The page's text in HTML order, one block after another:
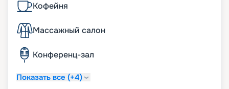
Кофейня
Массажный салон
Конференц-зал
Показать все (+4)